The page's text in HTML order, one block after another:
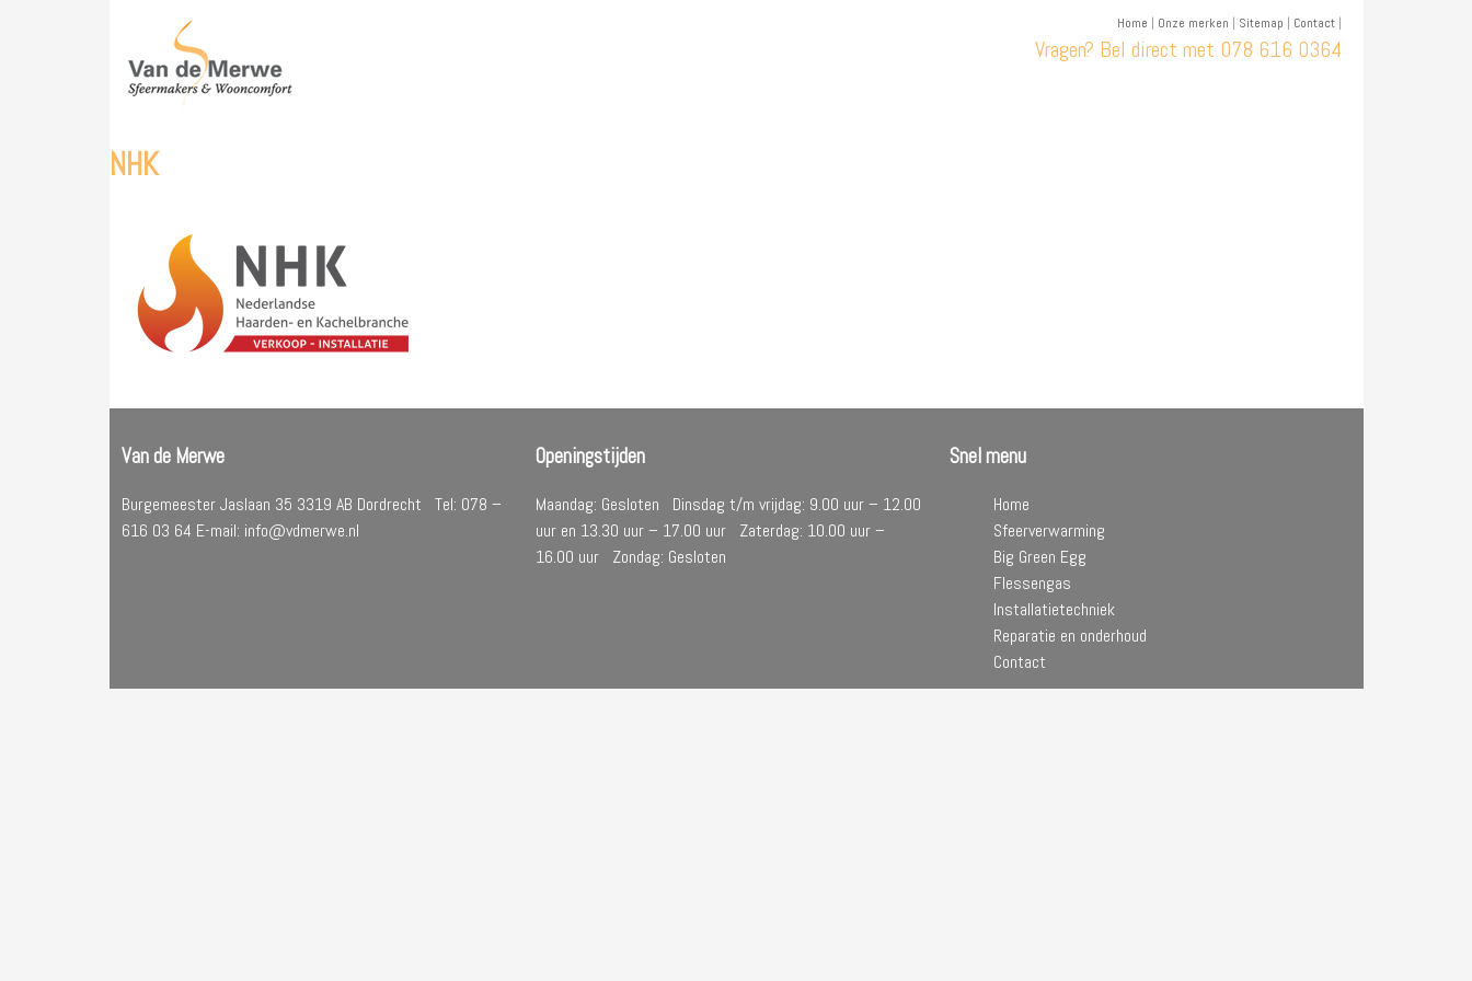
Home | Onze merken | Sitemap | Contact|
Vragen? Bel direct met 078 616 0364
NHK
Van de Merwe
Burgemeester Jaslaan 35 3319 AB Dordrecht Tel: 078 –
616 03 64 E-mail: info@vdmerwe.nl
Openingstijden
Maandag: Gesloten Dinsdag t/m vrijdag: 9.00 uur – 12.00
uur en 13.30 uur – 17.00 uur Zaterdag: 10.00 uur –
16.00 uur Zondag: Gesloten
Snel menu
Home
Sfeerverwarming
Big Green Egg
Flessengas
Installatietechniek
Reparatie en onderhoud
Contact